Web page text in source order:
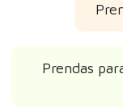
Prendas